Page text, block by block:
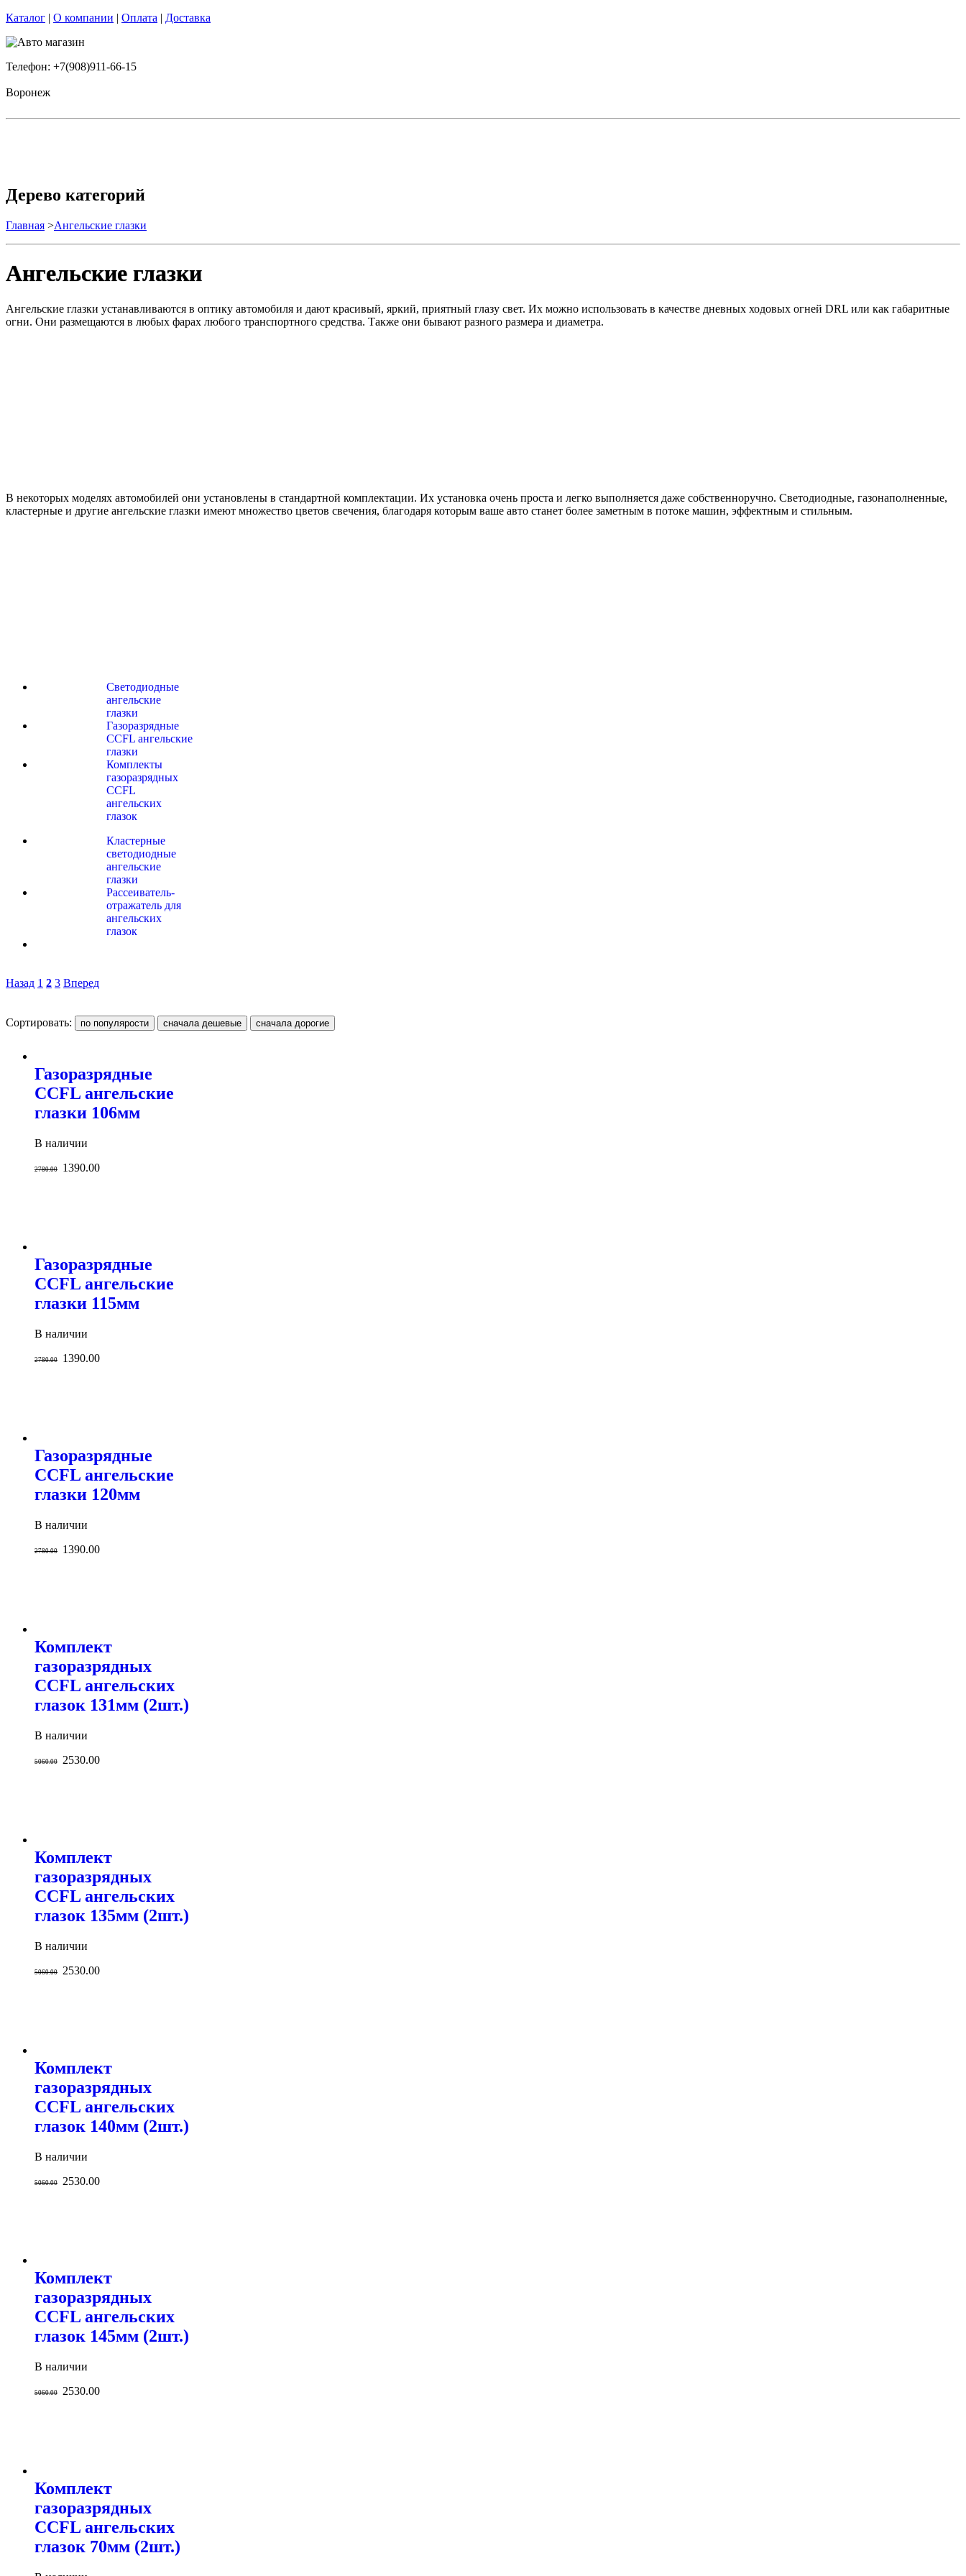
Каталог | О компании | Оплата | Доставка
Телефон: +7(908)911-66-15
Воронеж
Дерево категорий
Главная >Ангельские глазки
Ангельские глазки
Ангельские глазки устанавливаются в оптику автомобиля и дают красивый, яркий, приятный глазу свет. Их можно использовать в качестве дневных ходовых огней DRL или как габаритные
огни. Они размещаются в любых фарах любого транспортного средства. Также они бывают разного размера и диаметра.
В некоторых моделях автомобилей они установлены в стандартной комплектации. Их установка очень проста и легко выполняется даже собственноручно. Светодиодные, газонаполненные,
кластерные и другие ангельские глазки имеют множество цветов свечения, благодаря которым ваше авто станет более заметным в потоке машин, эффектным и стильным.
Светодиодные
ангельские
глазки
Газоразрядные
CCFL ангельские
глазки
Комплекты
газоразрядных
CCFL
ангельских
глазок
Кластерные
светодиодные
ангельские
глазки
Рассеиватель-
отражатель для
ангельских
глазок
Назад 1 2 3 Вперед
Сортировать:
Газоразрядные
CCFL ангельские
глазки 106мм
В наличии
2780.00 1390.00
Газоразрядные
CCFL ангельские
глазки 115мм
В наличии
2780.00 1390.00
Газоразрядные
CCFL ангельские
глазки 120мм
В наличии
2780.00 1390.00
Комплект
газоразрядных
CCFL ангельских
глазок 131мм (2шт.)
В наличии
5060.00 2530.00
Комплект
газоразрядных
CCFL ангельских
глазок 135мм (2шт.)
В наличии
5060.00 2530.00
Комплект
газоразрядных
CCFL ангельских
глазок 140мм (2шт.)
В наличии
5060.00 2530.00
Комплект
газоразрядных
CCFL ангельских
глазок 145мм (2шт.)
В наличии
5060.00 2530.00
Комплект
газоразрядных
CCFL ангельских
глазок 70мм (2шт.)